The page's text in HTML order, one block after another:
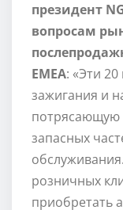
президент
вопросам
ЕМЕА: «Эти
зажигания и
потрясающую
запасных
розничных
приобретать